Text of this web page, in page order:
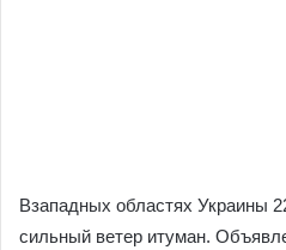
Взападных областях Украины
сильный ветер итуман.